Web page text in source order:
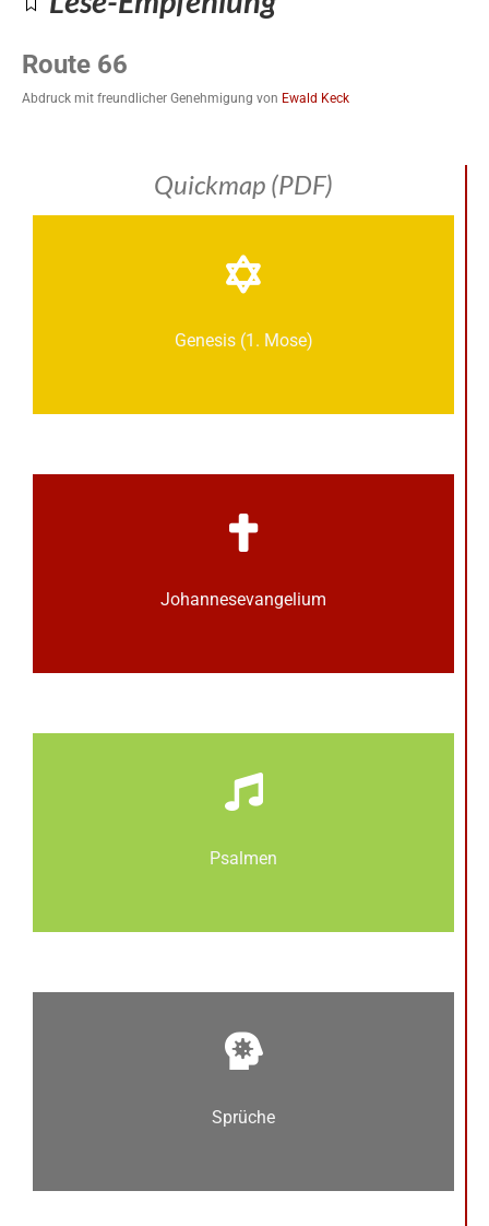
Route 66
Abdruck mit freundlicher Genehmigung von Ewald Keck
Quickmap (PDF)
Genesis (1. Mose)
Johannes­­evangelium
Psalmen
Sprüche